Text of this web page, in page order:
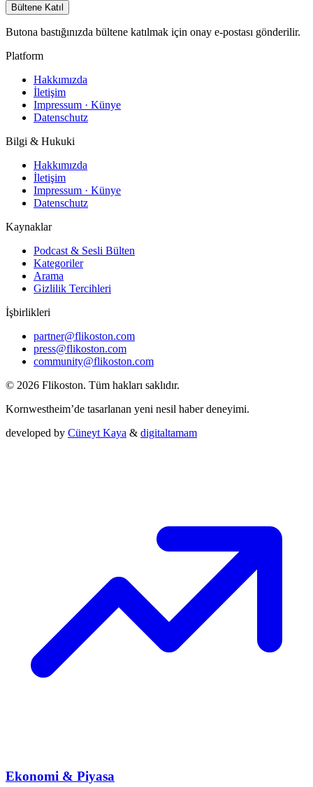
Bültene Katıl
Butona bastığınızda bültene katılmak için onay e-postası gönderilir.
Platform
Hakkımızda
İletişim
Impressum · Künye
Datenschutz
Bilgi & Hukuki
Hakkımızda
İletişim
Impressum · Künye
Datenschutz
Kaynaklar
Podcast & Sesli Bülten
Kategoriler
Arama
Gizlilik Tercihleri
İşbirlikleri
partner@flikoston.com
press@flikoston.com
community@flikoston.com
© 2026 Flikoston. Tüm hakları saklıdır.
Kornwestheim’de tasarlanan yeni nesil haber deneyimi.
developed by Cüneyt Kaya & digitaltamam
Ekonomi & Piyasa